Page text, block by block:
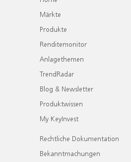
Märkte
Produkte
Renditemonitor
Anlagethemen
TrendRadar
Blog & Newsletter
Produktwissen
My KeyInvest
Rechtliche Dokumentation
Bekanntmachungen